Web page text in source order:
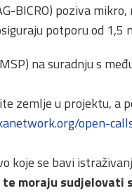
BICRO) poziva
potporu od 1,5
na suradnju s
zemlje u projektu, a
open-
koje se bavi
moraju sudjelovati